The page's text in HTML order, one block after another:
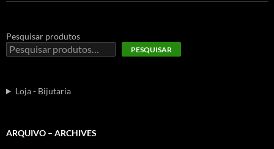
Pesquisar produtos
PESQUISAR
Loja - Bijutaria
ARQUIVO – ARCHIVES